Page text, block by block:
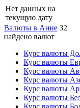
Нет данных на
текущую дату
Валюты в Анне 32
найдено валют
Курс валюты
Курс валюты
Курс валюты
Курс валюты
Курс валюты
Курс валюты
Курс валюты